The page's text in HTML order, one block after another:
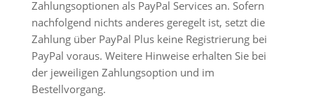
Zahlungsoptionen als PayPal Services an. Sofern
nachfolgend nichts anderes geregelt ist, setzt die
Zahlung über PayPal Plus keine Registrierung bei
PayPal voraus. Weitere Hinweise erhalten Sie bei
der jeweiligen Zahlungsoption und im
Bestellvorgang.